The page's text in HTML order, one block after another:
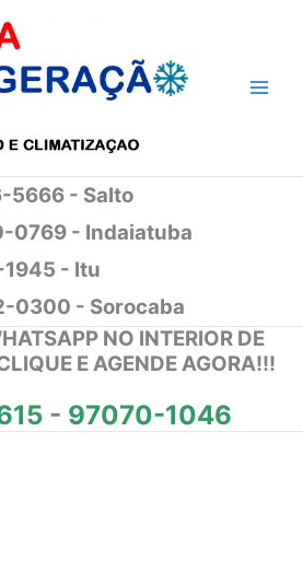
5666 - Salto
0769 - Indaiatuba
1945 - Itu
0300 - Sorocaba
NO INTERIOR DE
E AGENDE AGORA!!!
- 97070-1046